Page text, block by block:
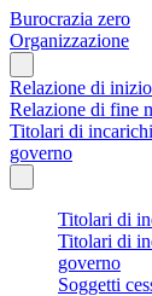
Burocrazia zero
Organizzazione
Relazione di
Relazione di fine
Titolari di
governo
Titolari di
Titolari di
governo
Soggetti